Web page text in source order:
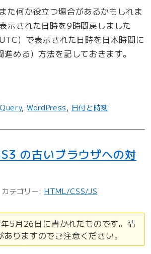
た何か役立つ場合があるかもしれま
示された日時を9時間戻しました
）で表示された日時を日本時間に
める）方法を記しておきます。
, WordPress, 日付と時刻
の古いブラウザへの対
カテゴリー: HTML/CSS/JS
5月26日に書かれたものです。情
りますのでご注意ください。